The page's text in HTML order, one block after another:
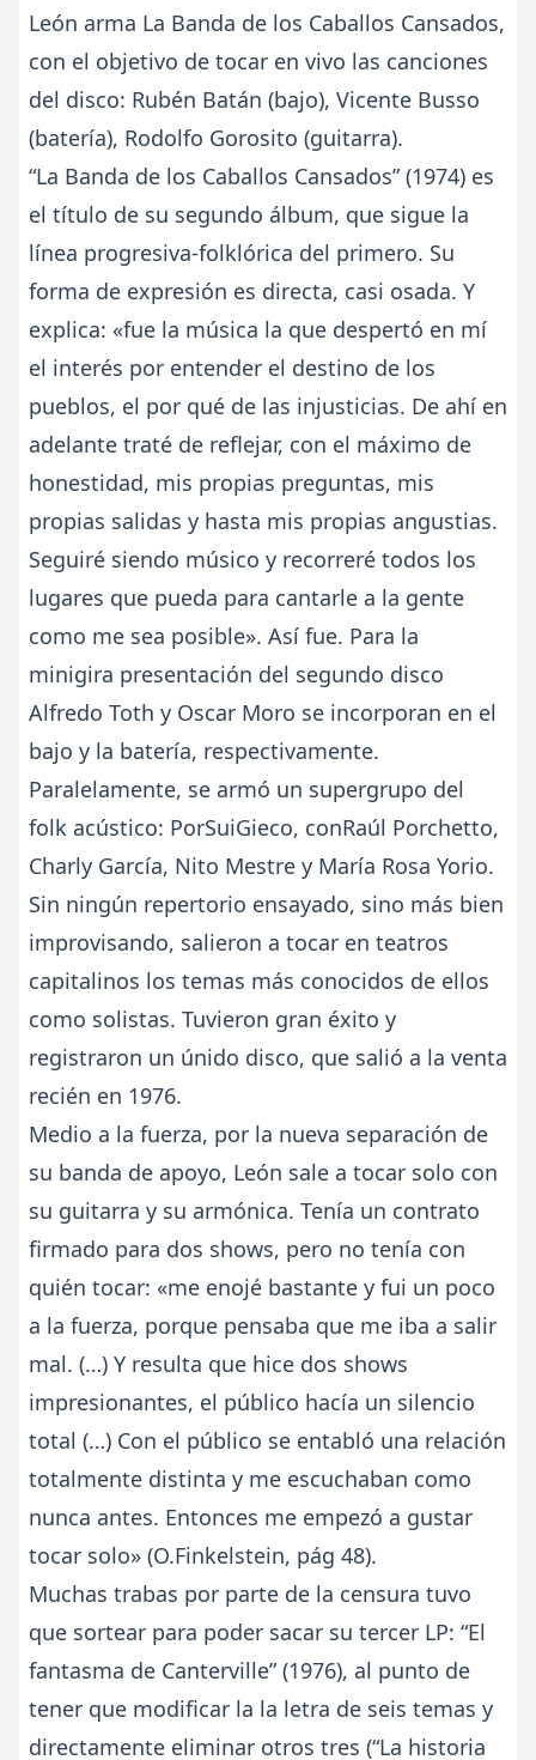
León arma La Banda de los Caballos Cansados,
con el objetivo de tocar en vivo las canciones
del disco: Rubén Batán (bajo), Vicente Busso
(batería), Rodolfo Gorosito (guitarra).
“La Banda de los Caballos Cansados” (1974) es
el título de su segundo álbum, que sigue la
línea progresiva-folklórica del primero. Su
forma de expresión es directa, casi osada. Y
explica: «fue la música la que despertó en mí
el interés por entender el destino de los
pueblos, el por qué de las injusticias. De ahí en
adelante traté de reflejar, con el máximo de
honestidad, mis propias preguntas, mis
propias salidas y hasta mis propias angustias.
Seguiré siendo músico y recorreré todos los
lugares que pueda para cantarle a la gente
como me sea posible». Así fue. Para la
minigira presentación del segundo disco
Alfredo Toth y Oscar Moro se incorporan en el
bajo y la batería, respectivamente.
Paralelamente, se armó un supergrupo del
folk acústico: PorSuiGieco, conRaúl Porchetto,
Charly García, Nito Mestre y María Rosa Yorio.
Sin ningún repertorio ensayado, sino más bien
improvisando, salieron a tocar en teatros
capitalinos los temas más conocidos de ellos
como solistas. Tuvieron gran éxito y
registraron un únido disco, que salió a la venta
recién en 1976.
Medio a la fuerza, por la nueva separación de
su banda de apoyo, León sale a tocar solo con
su guitarra y su armónica. Tenía un contrato
firmado para dos shows, pero no tenía con
quién tocar: «me enojé bastante y fui un poco
a la fuerza, porque pensaba que me iba a salir
mal. (…) Y resulta que hice dos shows
impresionantes, el público hacía un silencio
total (…) Con el público se entabló una relación
totalmente distinta y me escuchaban como
nunca antes. Entonces me empezó a gustar
tocar solo» (O.Finkelstein, pág 48).
Muchas trabas por parte de la censura tuvo
que sortear para poder sacar su tercer LP: “El
fantasma de Canterville” (1976), al punto de
tener que modificar la la letra de seis temas y
directamente eliminar otros tres (“La historia